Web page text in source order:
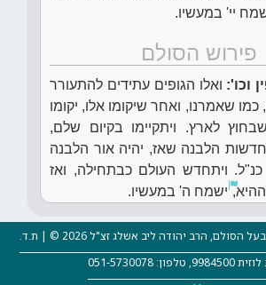
יי' במעשיו.
פירוש הסולם
וכו': ואלו הגופים עתידים להתעורר
שאמרנו, ואחר שיקומו אלו, יקומו
לארץ. ויתקיימו בקיום שלם,
הלבנה שאז, יהיה אור הלבנה
ויתחדש העולם כבתחילה, ואז
ישמח ה' במעשיו.
אור הסולם: מרכז מורשת בעל הסולם, הרב יהודה ליב אשלג זצ"ל 2026 © | ת.ד.